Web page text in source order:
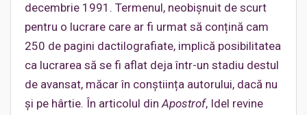
decembrie 1991. Termenul, neobișnuit de scurt
pentru o lucrare care ar fi urmat să conțină cam
250 de pagini dactilografiate, implică posibilitatea
ca lucrarea să se fi aflat deja într-un stadiu destul
de avansat, măcar în conștiința autorului, dacă nu
și pe hârtie. În articolul dinApostrof, Idel revine